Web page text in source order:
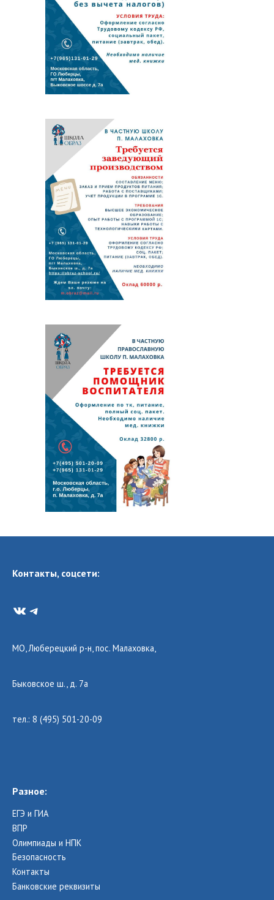
Контакты, соцсети:
VKTelegram
МО, Люберецкий р-н, пос. Малаховка,
Быковское ш., д. 7а
тел.: 8 (495) 501-20-09
Разное:
ЕГЭ и ГИА
ВПР
Олимпиады и НПК
Безопасность
Контакты
Банковские реквизиты